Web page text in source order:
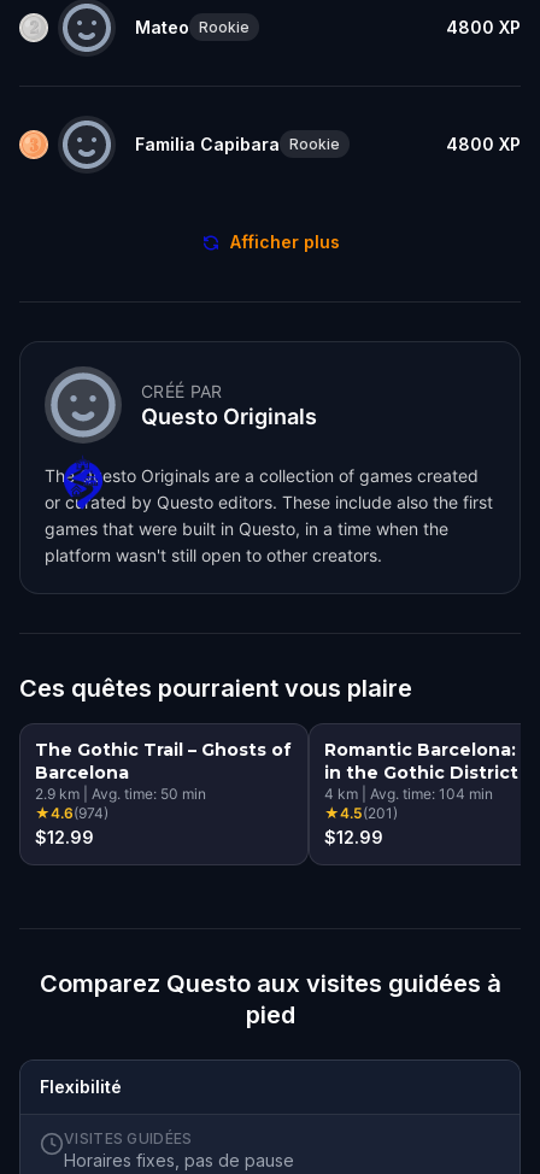
Mateo Rookie 4800 XP
Familia Capibara Rookie 4800 XP
Afficher plus
CRÉÉ PAR
Questo Originals
The Questo Originals are a collection of games created
or curated by Questo editors. These include also the first
games that were built in Questo, in a time when the
platform wasn't still open to other creators.
Ces quêtes pourraient vous plaire
The Gothic Trail – Ghosts of
Barcelona
2.9 km Avg. time: 50 min
★4.6(974)
$12.99
Romantic Barcelona:
in the Gothic District
4 km Avg. time: 104 min
★4.5(201)
$12.99
Comparez Questo aux visites guidées à
pied
Flexibilité
VISITES GUIDÉES
Horaires fixes, pas de pause